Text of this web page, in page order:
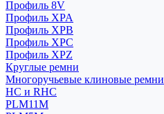
Профиль 8V
Профиль XPA
Профиль XPB
Профиль XPC
Профиль XPZ
Круглые ремни
Многоручьевые клиновые ремни
HC и RHC
PLM11M